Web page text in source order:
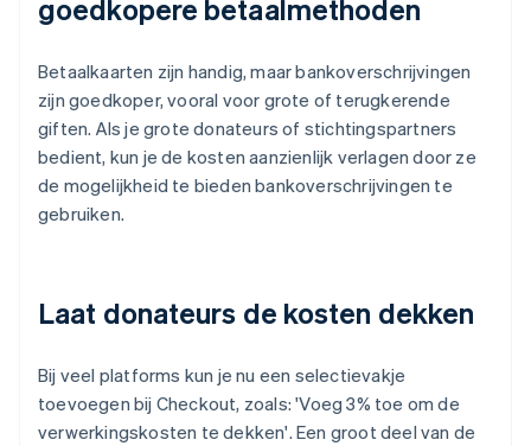
goedkopere betaalmethoden
Betaalkaarten zijn handig, maar bankoverschrijvingen
zijn goedkoper, vooral voor grote of terugkerende
giften. Als je grote donateurs of stichtingspartners
bedient, kun je de kosten aanzienlijk verlagen door ze
de mogelijkheid te bieden bankoverschrijvingen te
gebruiken.
Laat donateurs de kosten dekken
Bij veel platforms kun je nu een selectievakje
toevoegen bij Checkout, zoals: 'Voeg 3% toe om de
verwerkingskosten te dekken'. Een groot deel van de